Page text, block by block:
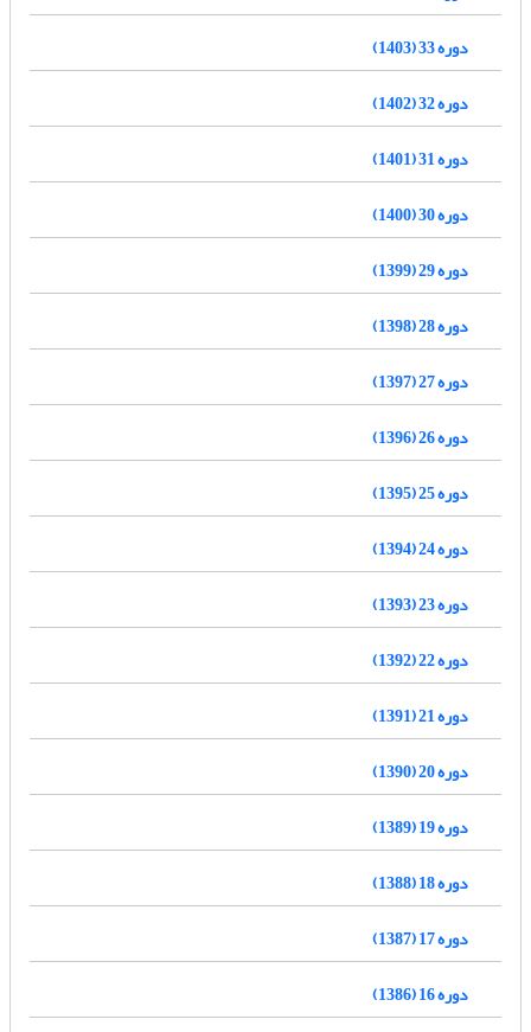
دوره 33 (1403)
دوره 32 (1402)
دوره 31 (1401)
دوره 30 (1400)
دوره 29 (1399)
دوره 28 (1398)
دوره 27 (1397)
دوره 26 (1396)
دوره 25 (1395)
دوره 24 (1394)
دوره 23 (1393)
دوره 22 (1392)
دوره 21 (1391)
دوره 20 (1390)
دوره 19 (1389)
دوره 18 (1388)
دوره 17 (1387)
دوره 16 (1386)